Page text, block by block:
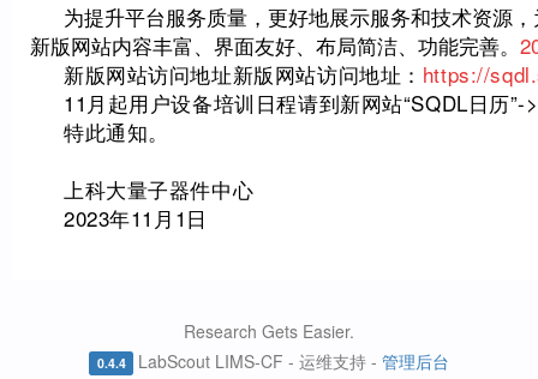
为提升平台服务质量，更好地展示服务和技术资源
新版网站内容丰富、界面友好、布局简洁、功能完善。
新版网站访问地址新版网站访问地址： https://
11月起用户设备培训日程请到新网站“SQDL日历
特此通知。
上科大量子器件中心
2023年11月1日
Research Gets Easier.
0.4.4 LabScout LIMS-CF - 运维支持 - 管理后台